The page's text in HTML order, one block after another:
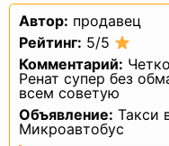
Автор: продавец
Рейтинг: 5/5
Комментарий:
Ренат супер без
всем советую
Объявление: Такси
Микроавтобус
в
или
носители
3.
3.1.